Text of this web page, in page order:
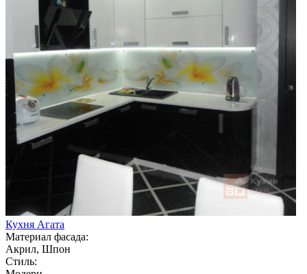
Кухня Агата
Материал фасада:
Акрил, Шпон
Стиль: